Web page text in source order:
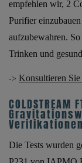
empfehlen wir, 2
Purifier
aufzubewahren.
Trinken und
-> Konsultieren
COLDSTREAM
Die Tests wurden